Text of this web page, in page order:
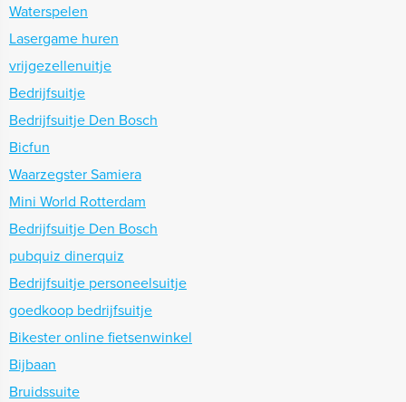
Waterspelen
Lasergame huren
vrijgezellenuitje
Bedrijfsuitje
Bedrijfsuitje Den Bosch
Bicfun
Waarzegster Samiera
Mini World Rotterdam
Bedrijfsuitje Den Bosch
pubquiz dinerquiz
Bedrijfsuitje personeelsuitje
goedkoop bedrijfsuitje
Bikester online fietsenwinkel
Bijbaan
Bruidssuite